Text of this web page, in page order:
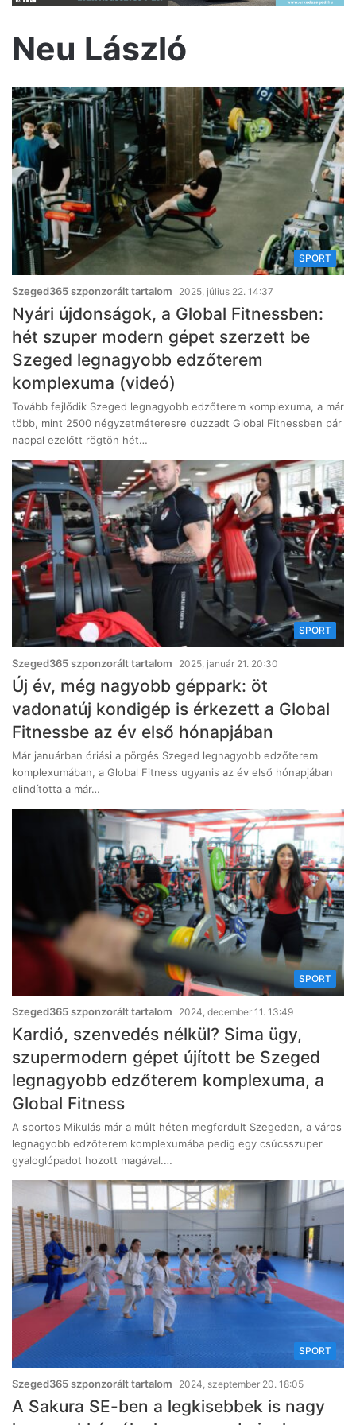
Neu László
SPORT
Szeged365 szponzorált tartalom 2025, július 22. 14:37
Nyári újdonságok, a Global Fitnessben:
hét szuper modern gépet szerzett be
Szeged legnagyobb edzőterem
komplexuma (videó)
Tovább fejlődik Szeged legnagyobb edzőterem komplexuma, a már
több, mint 2500 négyzetméteresre duzzadt Global Fitnessben pár
nappal ezelőtt rögtön hét…
SPORT
Szeged365 szponzorált tartalom 2025, január 21. 20:30
Új év, még nagyobb géppark: öt
vadonatúj kondigép is érkezett a Global
Fitnessbe az év első hónapjában
Már januárban óriási a pörgés Szeged legnagyobb edzőterem
komplexumában, a Global Fitness ugyanis az év első hónapjában
elindította a már…
SPORT
Szeged365 szponzorált tartalom 2024, december 11. 13:49
Kardió, szenvedés nélkül? Sima ügy,
szupermodern gépet újított be Szeged
legnagyobb edzőterem komplexuma, a
Global Fitness
A sportos Mikulás már a múlt héten megfordult Szegeden, a város
legnagyobb edzőterem komplexumába pedig egy csúcsszuper
gyaloglópadot hozott magával.…
SPORT
Szeged365 szponzorált tartalom 2024, szeptember 20. 18:05
A Sakura SE-ben a legkisebbek is nagy